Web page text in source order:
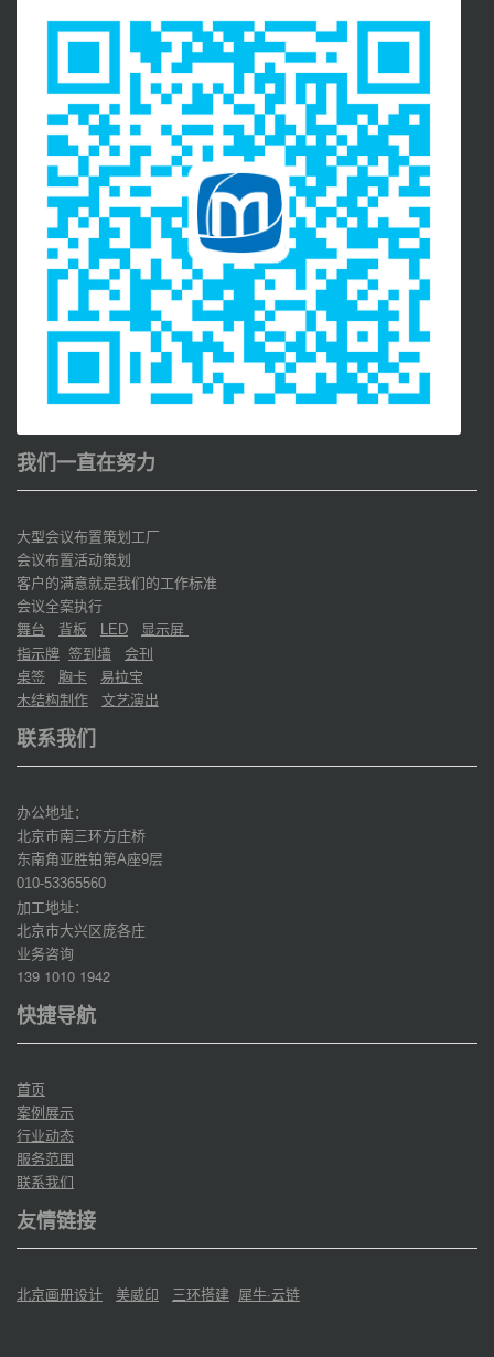
我们一直在努力
大型会议布置策划工厂
会议布置活动策划
客户的满意就是我们的工作标准
会议全案执行
舞台
背板 LED
显示屏
指示牌 签到墙
会刊
桌签
胸卡
易拉宝
木结构制作
文艺演出
联系我们
办公地址：
北京市南三环方庄桥
东南角亚胜铂第A座9层
010-53365560
加工地址：
北京市大兴区庞各庄
业务咨询
139 1010 1942
快捷导航
首页
案例展示
行业动态
服务范围
联系我们
友情链接
北京画册设计 美威印 三环搭建 犀牛·云链